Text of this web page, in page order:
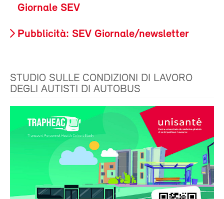
Giornale SEV
Pubblicità: SEV Giornale/newsletter
STUDIO SULLE CONDIZIONI DI LAVORO
DEGLI AUTISTI DI AUTOBUS